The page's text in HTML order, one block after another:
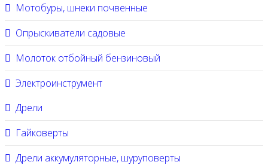
Мотобуры, шнеки почвенные
Опрыскиватели садовые
Молоток отбойный бензиновый
Электроинструмент
Дрели
Гайковерты
Дрели аккумуляторные, шуруповерты